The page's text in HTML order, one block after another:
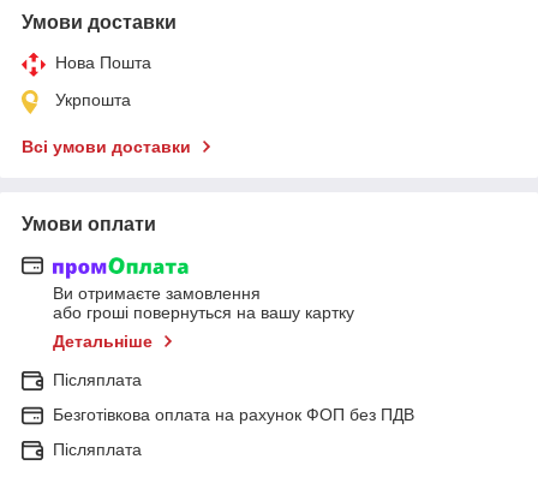
Умови доставки
Нова Пошта
Укрпошта
Всі умови доставки
Умови оплати
Ви отримаєте замовлення
або гроші повернуться на вашу картку
Детальніше
Післяплата
Безготівкова оплата на рахунок ФОП без ПДВ
Післяплата